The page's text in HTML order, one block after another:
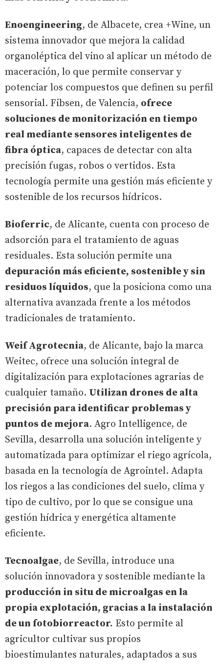
Enoengineering, de Albacete, crea +Wine, un
sistema innovador que mejora la calidad
organoléptica del vino al aplicar un método de
maceración, lo que permite conservar y
potenciar los compuestos que definen su perfil
sensorial. Fibsen, de Valencia, ofrece
soluciones de monitorización en tiempo
real mediante sensores inteligentes de
fibra óptica, capaces de detectar con alta
precisión fugas, robos o vertidos. Esta
tecnología permite una gestión más eficiente y
sostenible de los recursos hídricos.
Bioferric, de Alicante, cuenta con proceso de
adsorción para el tratamiento de aguas
residuales. Esta solución permite una
depuración más eficiente, sostenible y sin
residuos líquidos, que la posiciona como una
alternativa avanzada frente a los métodos
tradicionales de tratamiento.
Weif Agrotecnia, de Alicante, bajo la marca
Weitec, ofrece una solución integral de
digitalización para explotaciones agrarias de
cualquier tamaño. Utilizan drones de alta
precisión para identificar problemas y
puntos de mejora. Agro Intelligence, de
Sevilla, desarrolla una solución inteligente y
automatizada para optimizar el riego agrícola,
basada en la tecnología de Agrointel. Adapta
los riegos a las condiciones del suelo, clima y
tipo de cultivo, por lo que se consigue una
gestión hídrica y energética altamente
eficiente.
Tecnoalgae, de Sevilla, introduce una
solución innovadora y sostenible mediante la
producción in situ de microalgas en la
propia explotación, gracias a la instalación
de un fotobiorreactor. Esto permite al
agricultor cultivar sus propios
bioestimulantes naturales, adaptados a sus